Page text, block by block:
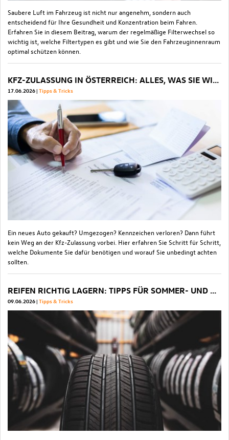
Saubere Luft im Fahrzeug ist nicht nur angenehm, sondern auch
entscheidend für Ihre Gesundheit und Konzentration beim Fahren.
Erfahren Sie in diesem Beitrag, warum der regelmäßige Filterwechsel so
wichtig ist, welche Filtertypen es gibt und wie Sie den Fahrzeuginnenraum
optimal schützen können.
KFZ-ZULASSUNG IN ÖSTERREICH: ALLES, WAS SIE WISSEN MÜSSEN
17.06.2026 Tipps & Tricks
Ein neues Auto gekauft? Umgezogen? Kennzeichen verloren? Dann führt
kein Weg an der Kfz-Zulassung vorbei. Hier erfahren Sie Schritt für Schritt,
welche Dokumente Sie dafür benötigen und worauf Sie unbedingt achten
sollten.
REIFEN RICHTIG LAGERN: TIPPS FÜR SOMMER- UND WINTERREIFEN
09.06.2026 Tipps & Tricks